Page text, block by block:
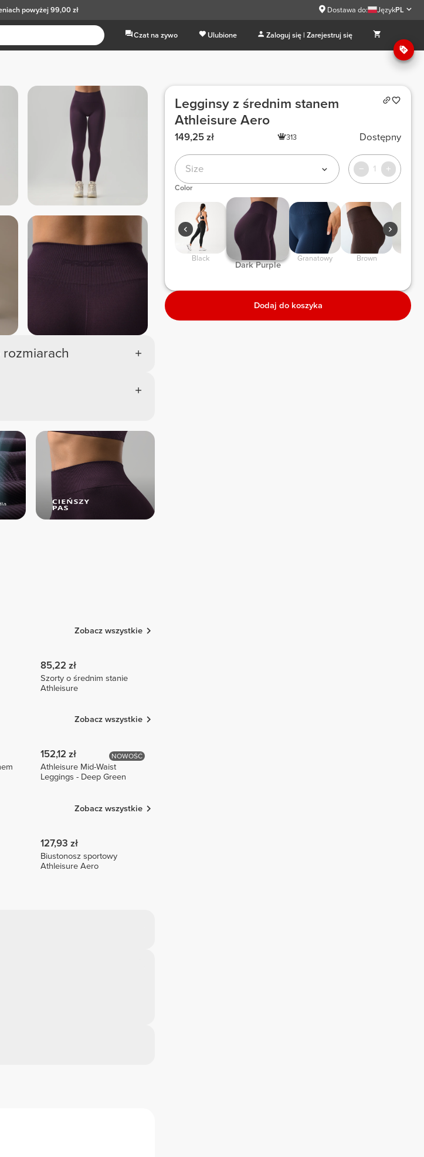
powyżej 99,00 zł Dostawa do: JęzykPL
Czat na zywo Ulubione Zaloguj się | Zarejestruj się
Zobacz wszystkie
85,22 zł
Szorty o średnim stanie
Athleisure
Zobacz wszystkie
NOWOŚĆ
152,12 zł
Athleisure Mid-Waist
Leggings - Deep Green
Zobacz wszystkie
127,93 zł
Biustonosz sportowy
Athleisure Aero
Legginsy z średnim stanem
Athleisure Aero
149,25 zł 313 Dostępny
Size 1
Color
Black
Dark Purple
Granatowy Brown
Dodaj do koszyka